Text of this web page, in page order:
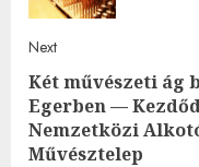
Next
Next
post:
Két művészeti ág
Egerben —
Nemzetközi
Művésztelep